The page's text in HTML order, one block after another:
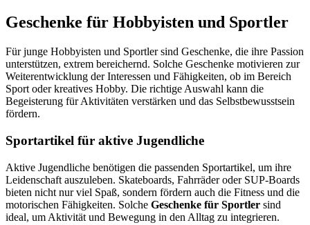
Geschenke für Hobbyisten und Sportler
Für junge Hobbyisten und Sportler sind Geschenke, die ihre Passion
unterstützen, extrem bereichernd. Solche Geschenke motivieren zur
Weiterentwicklung der Interessen und Fähigkeiten, ob im Bereich
Sport oder kreatives Hobby. Die richtige Auswahl kann die
Begeisterung für Aktivitäten verstärken und das Selbstbewusstsein
fördern.
Sportartikel für aktive Jugendliche
Aktive Jugendliche benötigen die passenden Sportartikel, um ihre
Leidenschaft auszuleben. Skateboards, Fahrräder oder SUP-Boards
bieten nicht nur viel Spaß, sondern fördern auch die Fitness und die
motorischen Fähigkeiten. Solche Geschenke für Sportler sind
ideal, um Aktivität und Bewegung in den Alltag zu integrieren.